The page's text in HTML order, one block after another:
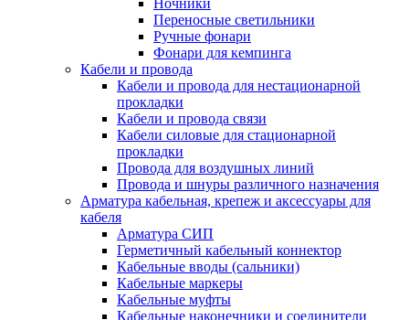
Ночники
Переносные светильники
Ручные фонари
Фонари для кемпинга
Кабели и провода
Кабели и провода для нестационарной
прокладки
Кабели и провода связи
Кабели силовые для стационарной
прокладки
Провода для воздушных линий
Провода и шнуры различного назначения
Арматура кабельная, крепеж и аксессуары для
кабеля
Арматура СИП
Герметичный кабельный коннектор
Кабельные вводы (сальники)
Кабельные маркеры
Кабельные муфты
Кабельные наконечники и соединители